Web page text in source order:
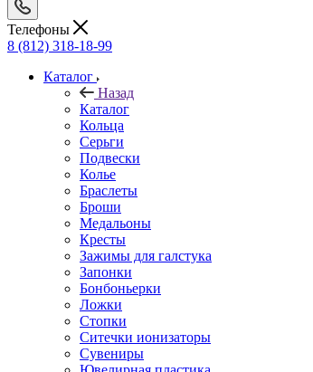
Телефоны
8 (812) 318-18-99
Каталог
Назад
Каталог
Кольца
Серьги
Подвески
Колье
Браслеты
Броши
Медальоны
Кресты
Зажимы для галстука
Запонки
Бонбоньерки
Ложки
Стопки
Ситечки ионизаторы
Cувениры